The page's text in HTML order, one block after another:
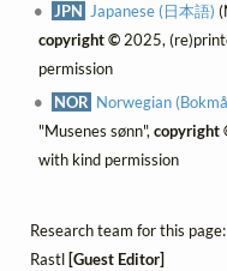
JPN Japanese (日本語)
copyright ©2025,
permission
NOR Norwegian
"Musenes sønn",copyright
with kind permission
Research team for this
Rastl[Guest Editor]